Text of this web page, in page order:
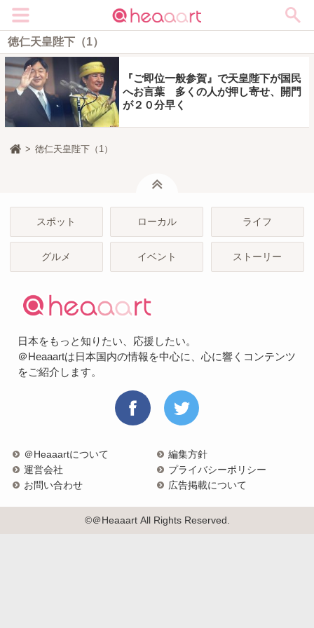
徳仁天皇陛下（1）
『ご即位一般参賀』で天皇陛下が国民
へお言葉 多くの人が押し寄せ、開門
が２０分早く
徳仁天皇陛下（1）
スポット ローカル ライフ
グルメ イベント ストーリー
日本をもっと知りたい、応援したい。
＠Heaaartは日本国内の情報を中心に、心に響くコンテンツ
をご紹介します。
＠Heaaartについて
編集方針
運営会社
プライバシーポリシー
お問い合わせ
広告掲載について
©＠Heaaart All Rights Reserved.